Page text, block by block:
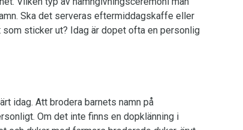
Ska det serveras eftermiddagskaffe eller
sticker ut? Idag är dopet ofta en personlig
idag. Att brodera barnets namn på
Om det inte finns en dopklänning i